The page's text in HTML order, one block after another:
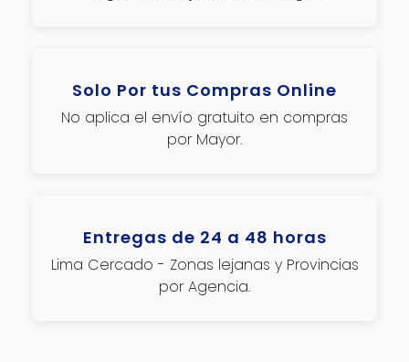
Solo Por tus Compras Online
No aplica el envío gratuito en compras
por Mayor.
Entregas de 24 a 48 horas
Lima Cercado - Zonas lejanas y Provincias
por Agencia.